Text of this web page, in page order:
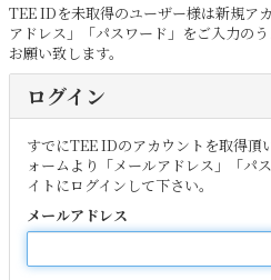
TEE IDを未取得のユーザー様は新規ア
アドレス」「パスワード」をご入力の
お願い致します。
ログイン
すでにTEE IDのアカウントを取得頂
ォームより「メールアドレス」「パ
イトにログインして下さい。
メールアドレス